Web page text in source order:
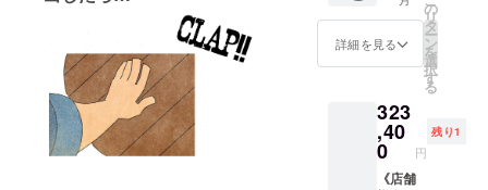
載させ
ていた
だきま
すの
で、い
人に勝
負を挑
まれる
かもし
れませ
『GOL
D
RUSH
』50箱
一般販
2800円
+ 税280
円 =
3080円
× 50個
詳細を見る
の
リ
タ
ー
ン
を
選
択
す
る
323
,40
0 円
残り1
《店舗